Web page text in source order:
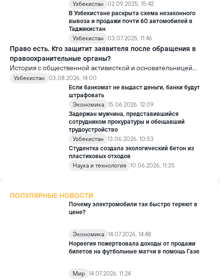
Узбекистан
02.09.2025, 15:42
В Узбекистане раскрыта схема незаконного
вывоза и продажи почти 60 автомобилей в
Таджикистан
Узбекистан
03.07.2025, 11:46
Право есть. Кто защитит заявителя после обращения в
правоохранительные органы?
История с общественной активисткой и основательницей
проекта «Немолчи.uz» Ириной Матвиенко поднимает вопрос,
который выходит далеко за рамки одного судебного дела.
Узбекистан
03.08.2026, 14:00
Если банкомат не выдаст деньги, банки будут
штрафовать
Экономика 15.06.2026, 12:09
Задержан мужчина, представившийся
сотрудником прокуратуры и обещавший
трудоустройство
Узбекистан
13.06.2026, 10:53
Студентка создала экологический бетон из
пластиковых отходов
Наука и технология 10.06.2026, 11:35
ПОПУЛЯРНЫЕ НОВОСТИ
Почему электромобили так быстро теряют в
цене?
Экономика 14.07.2026, 14:48
Норвегия пожертвовала доходы от продажи
билетов на футбольные матчи в помощь Газе
Мир 14.07.2026, 11:24